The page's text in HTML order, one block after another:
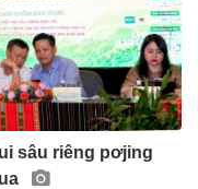
sâu riêng pơjing